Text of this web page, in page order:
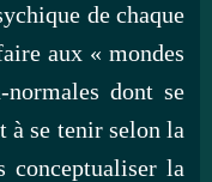
de chaque
aux « mondes
dont se
à se tenir selon la
conceptualiser la